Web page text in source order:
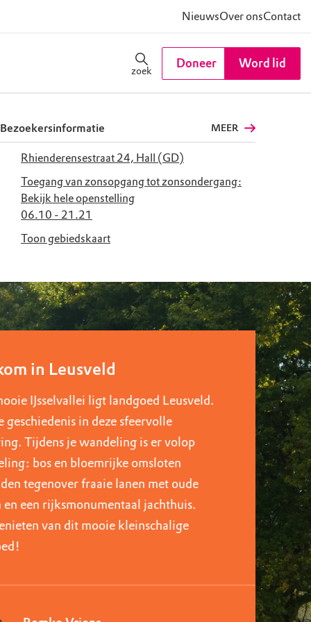
NieuwsOver onsContact
zoek
Doneer Word lid
Bezoekersinformatie MEER
Rhienderensestraat 24, Hall (GD)
Toegang van zonsopgang tot zonsondergang:
Bekijk hele openstelling
06.10 - 21.21
Toon gebiedskaart
in Leusveld
IJsselvallei ligt landgoed Leusveld.
geschiedenis in deze sfeervolle
Tijdens je wandeling is er volop
bos en bloemrijke omsloten
tegenover fraaie lanen met oude
en een rijksmonumentaal jachthuis.
van dit mooie kleinschalige